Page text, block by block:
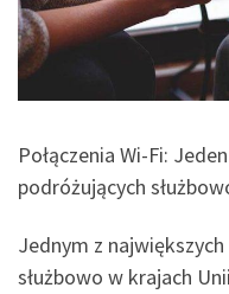
Połączenia Wi-Fi:
podróżujących
Jednym z
służbowo w krajach